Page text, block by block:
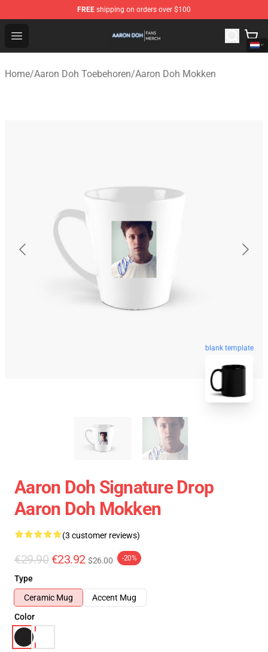
FREE shipping on orders over $100
Open menu
Aaron Doh Shop - Official Aaron Doh Merchandise Store
Home/Aaron Doh Toebehoren/Aaron Doh Mokken
blank template
Aaron Doh Signature Drop
Aaron Doh Mokken
(3 customer reviews)
€29.90 €23.92 $26.00 -20%
Type
Ceramic Mug
Accent Mug
Color